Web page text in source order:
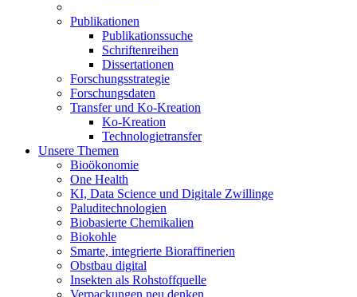
Publikationen
Publikationssuche
Schriftenreihen
Dissertationen
Forschungsstrategie
Forschungsdaten
Transfer und Ko-Kreation
Ko-Kreation
Technologietransfer
Unsere Themen
Bioökonomie
One Health
KI, Data Science und Digitale Zwillinge
Paluditechnologien
Biobasierte Chemikalien
Biokohle
Smarte, integrierte Bioraffinerien
Obstbau digital
Insekten als Rohstoffquelle
Verpackungen neu denken